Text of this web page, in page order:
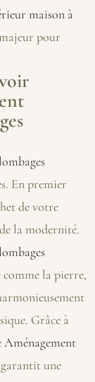
maison à
pour
En premier
de votre
la modernité.
comme la pierre,
Grâce à
Aménagement
garantit une